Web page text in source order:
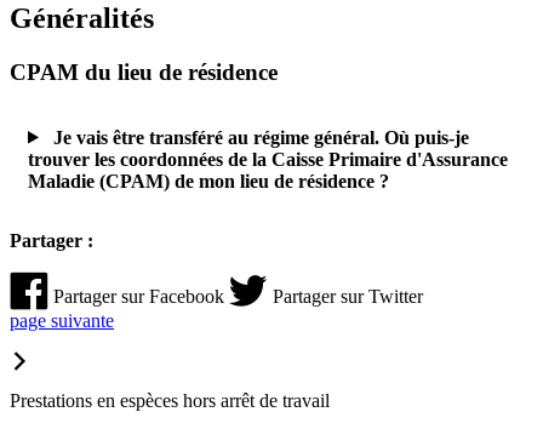
Généralités
CPAM du lieu de résidence
Je vais être transféré au régime général. Où puis-je
trouver les coordonnées de la Caisse Primaire d'Assurance
Maladie (CPAM) de mon lieu de résidence ?
Partager :
Partager sur Facebook
Partager sur Twitter
page suivante
Prestations en espèces hors arrêt de travail